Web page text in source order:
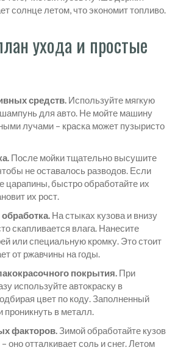
солнце летом, что экономит топливо.
ухода и простые
средств. Используйте мягкую
для авто. Не мойте машину
лучами – краска может пузыристо
После мойки тщательно высушите
не оставалось разводов. Если
царапины, быстро обработайте их
их рост.
На стыках кузова и внизу
скапливается влага. Нанесите
или специальную кромку. Это стоит
от ржавчины на годы.
покрытия. При
используйте автокраску в
цвет по коду. Заполненный
проникнуть в металл.
факторов.Зимой обработайте кузов
оно отталкивает соль и снег. Летом